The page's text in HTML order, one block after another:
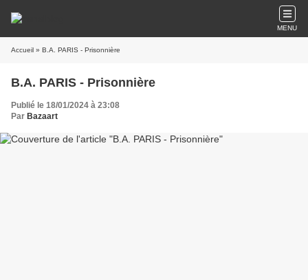
MENU
Accueil » B.A. PARIS - Prisonnière
B.A. PARIS - Prisonnière
Publié le 18/01/2024 à 23:08
Par Bazaart